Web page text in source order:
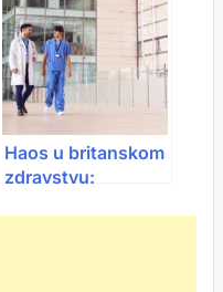
ide u KS
Haos u britanskom
zdravstvu: